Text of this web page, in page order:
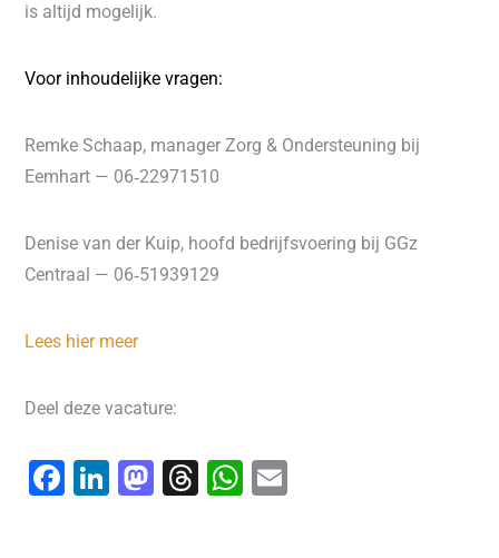
is altijd mogelijk.
Voor inhoudelijke vragen:
Remke Schaap, manager Zorg & Ondersteuning bij
Eemhart — 06‑22971510
Denise van der Kuip, hoofd bedrijfsvoering bij GGz
Centraal — 06‑51939129
Lees hier meer
Deel deze vacature:
F
Li M T
W